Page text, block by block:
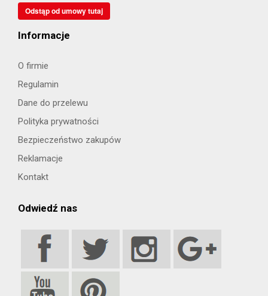
Odstąp od umowy tutaj
Informacje
O firmie
Regulamin
Dane do przelewu
Polityka prywatności
Bezpieczeństwo zakupów
Reklamacje
Kontakt
Odwiedź nas